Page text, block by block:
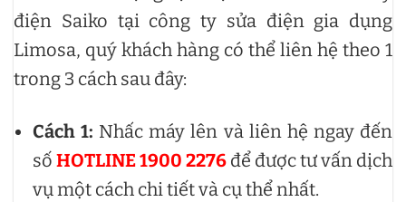
điện Saiko tại công ty sửa điện gia dụng
Limosa, quý khách hàng có thể liên hệ theo 1
trong 3 cách sau đây:
Cách 1: Nhấc máy lên và liên hệ ngay đến
số HOTLINE 1900 2276 để được tư vấn dịch
vụ một cách chi tiết và cụ thể nhất.